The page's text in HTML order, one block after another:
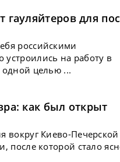
гауляйтеров для
российскими
на работу в
одной целью ...
как был открыт
вокруг Киево-Печерской
после которой стало